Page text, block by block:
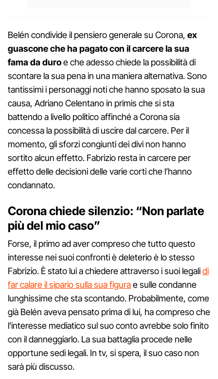
Belén condivide il pensiero generale su Corona, ex
guascone che ha pagato con il carcere la sua
fama da duroe che adesso chiede la possibilità di
scontare la sua pena in una maniera alternativa. Sono
tantissimi i personaggi noti che hanno sposato la sua
causa, Adriano Celentano in primis che si sta
battendo a livello politico affinché a Corona sia
concessa la possibilità di uscire dal carcere. Per il
momento, gli sforzi congiunti dei divi non hanno
sortito alcun effetto. Fabrizio resta in carcere per
effetto delle decisioni delle varie corti che l’hanno
condannato.
Corona chiede silenzio: “Non parlate
più del mio caso”
Forse, il primo ad aver compreso che tutto questo
interesse nei suoi confronti è deleterio è lo stesso
Fabrizio. È stato lui a chiedere attraverso i suoi legalidi
far calare il sipario sulla sua figurae sulle condanne
lunghissime che sta scontando. Probabilmente, come
già Belén aveva pensato prima di lui, ha compreso che
l’interesse mediatico sul suo conto avrebbe solo finito
con il danneggiarlo. La sua battaglia procede nelle
opportune sedi legali. In tv, si spera, il suo caso non
sarà più discusso.